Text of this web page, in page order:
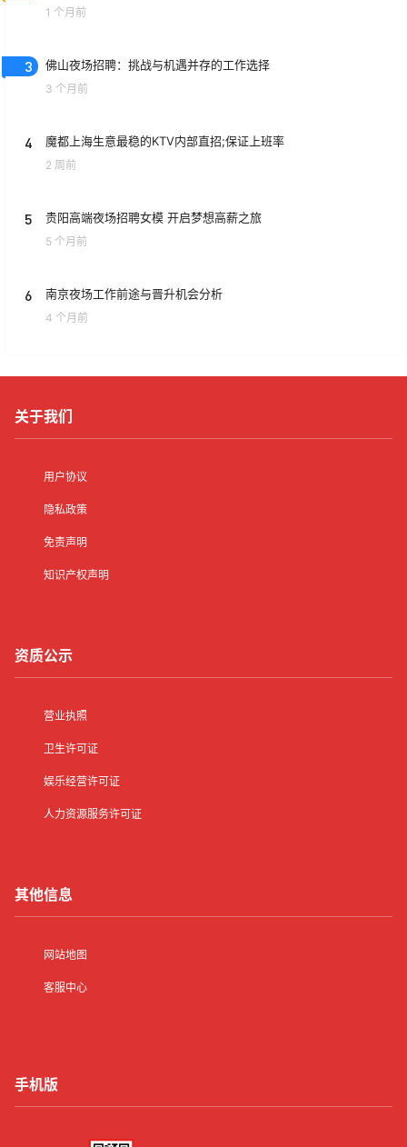
1 个月前
3 佛山夜场招聘：挑战与机遇并存的工作选择
3 个月前
4 魔都上海生意最稳的KTV内部直招;保证上班率
2 周前
5 贵阳高端夜场招聘女模 开启梦想高薪之旅
5 个月前
6 南京夜场工作前途与晋升机会分析
4 个月前
关于我们
用户协议
隐私政策
免责声明
知识产权声明
资质公示
营业执照
卫生许可证
娱乐经营许可证
人力资源服务许可证
其他信息
网站地图
客服中心
手机版